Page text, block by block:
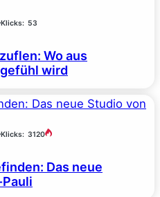
Klicks: 53
Wo aus
wird
Klicks: 3120
Das neue